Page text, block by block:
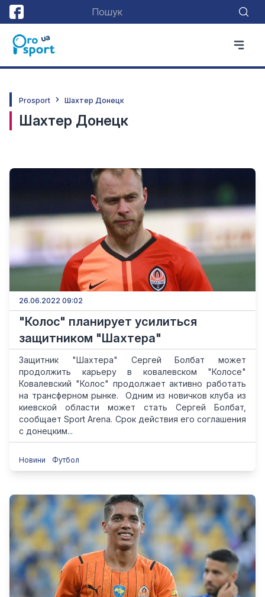
Prosport Шахтер Донецк
Шахтер Донецк
26.06.2022 09:02
"Колос" планирует усилиться
защитником "Шахтера"
Защитник "Шахтера" Сергей Болбат может
продолжить карьеру в ковалевском "Колосе"
Ковалевский "Колос" продолжает активно работать
на трансферном рынке. Одним из новичков клуба из
киевской области может стать Сергей Болбат,
сообщает Sport Arena. Срок действия его соглашения
с донецким...
Новини Футбол